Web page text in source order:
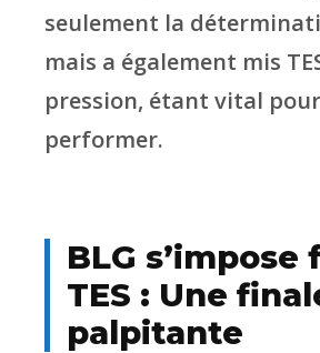
seulement la
mais a également mis
pression, étant vital
performer.
BLG s’impose
TES : Une
palpitante